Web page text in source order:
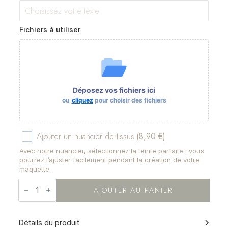
Fichiers à utiliser
Déposez vos fichiers ici
ou cliquezpour choisir des fichiers
Ajouter un nuancier de tissus (8,90 €)
Avec notre nuancier, sélectionnez la teinte parfaite : vous
pourrez l’ajuster facilement pendant la création de votre
maquette.
quantité
de
Album
art
AJOUTER AU PANIER
Détails du produit